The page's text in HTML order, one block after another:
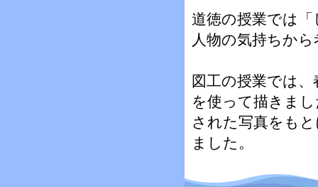
道徳の授業では
人物の気持ちか
図工の授業では
を使って描きま
された写真をも
ました。